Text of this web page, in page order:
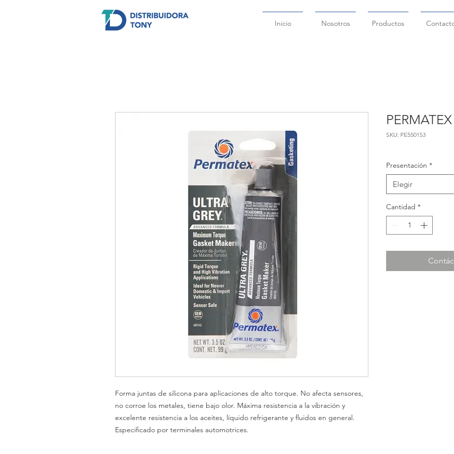
Inicio Nosotros Productos
Forma juntas de silicona para aplicaciones de alto torque. No afecta sensores,
no corroe los metales, tiene bajo olor. Máxima resistencia a la vibración y
excelente resistencia a los aceites, líquido refrigerante y fluidos en general.
Especificado por terminales automotrices.
SKU: PE550153
Presentación *
Elegir
Cantidad *